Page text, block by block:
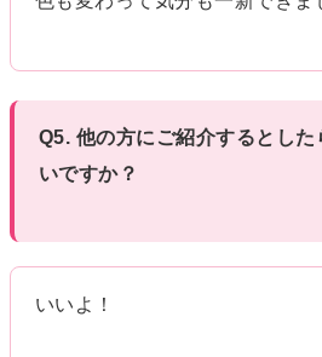
Q5. 他の方にご紹介するとし
いですか？
いいよ！